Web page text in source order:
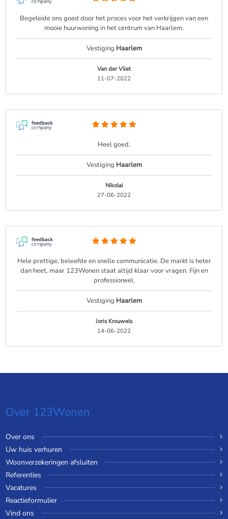
Begeleide ons goed door het proces voor het verkrijgen van een
mooie huurwoning in het centrum van Haarlem.
Vestiging Haarlem
Van der Vliet
11-07-2022
Heel goed.
Vestiging Haarlem
Nikolai
27-06-2022
Hele prettige, beleefde en snelle communicatie. De markt is heter
dan heet, maar 123Wonen staat altijd klaar voor vragen. Fijn en
professioneel.
Vestiging Haarlem
Joris Krouwels
14-06-2022
Over 123Wonen
Over ons
Uw huis verhuren
Woonverzekeringen afsluiten
Referenties
Vacatures
Reactieformulier
Vind ons